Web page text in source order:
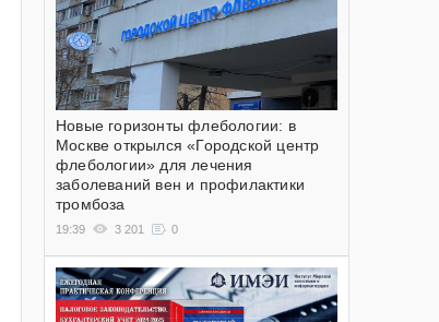
Новые горизонты флебологии: в
Москве открылся «Городской центр
флебологии» для лечения
заболеваний вен и профилактики
тромбоза
19:39 3 201 0